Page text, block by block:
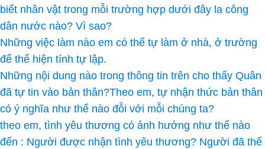
biết nhân vật trong mỗi trường hợp dưới đây la công
dân nước nào? Vì sao?
Những việc làm nào em có thể tự làm ở nhà, ở trường
để thể hiện tính tự lập.
Những nội dung nào trong thông tin trên cho thấy Quân
đã tự tin vào bản thân?Theo em, tự nhận thức bản thân
có ý nghĩa như thể nào đỗi với mỗi chúng ta?
theo em, tình yêu thương có ảnh hưởng như thế nào
đến : Người được nhận tình yêu thương? Người đã thể